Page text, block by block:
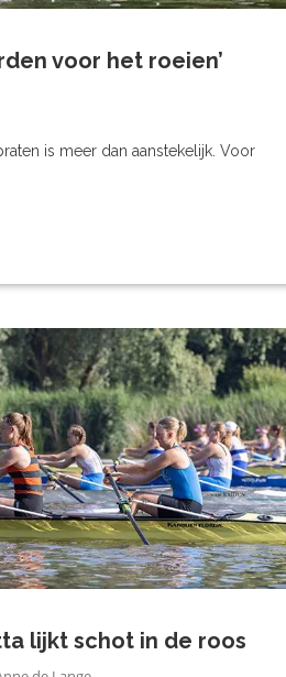
voor het roeien’
is meer dan aanstekelijk. Voor
lijkt schot in de roos